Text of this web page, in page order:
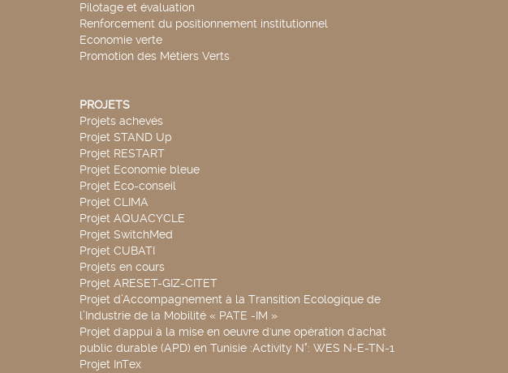
Pilotage et évaluation
Renforcement du positionnement institutionnel
Economie verte
Promotion des Métiers Verts
PROJETS
Projets achevés
Projet STAND Up
Projet RESTART
Projet Economie bleue
Projet Eco-conseil
Projet CLIMA
Projet AQUACYCLE
Projet SwitchMed
Projet CUBATI
Projets en cours
Projet ARESET-GIZ-CITET
Projet d’Accompagnement à la Transition Ecologique de
l’Industrie de la Mobilité « PATE -IM »
Projet d'appui à la mise en oeuvre d'une opération d'achat
public durable (APD) en Tunisie :Activity N°: WES N-E-TN-1
Projet InTex